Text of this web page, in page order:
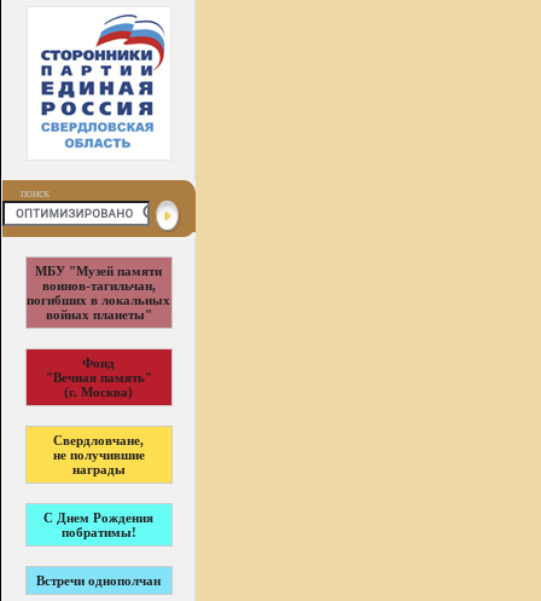
поиск
МБУ "Музей памяти
воинов-тагильчан,
погибших в локальных
войнах планеты"
Фонд
"Вечная память"
(г. Москва)
Свердловчане,
не получившие
награды
С Днем Рождения
побратимы!
Встречи однополчан